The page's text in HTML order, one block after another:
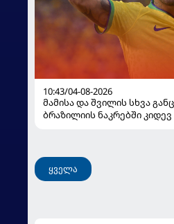
10:43/04-08-2026
მამისა და შვილის სხვა
ბრაზილიის ნაკრებში კიდევ
ყველა